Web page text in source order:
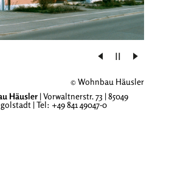
© Wohnbau Häusler
Häusler | Vorwaltnerstr. 73 | 85049
| Tel: +49 841 49047-0